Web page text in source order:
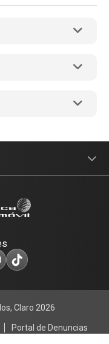
Claro 2026
Portal de Denuncias